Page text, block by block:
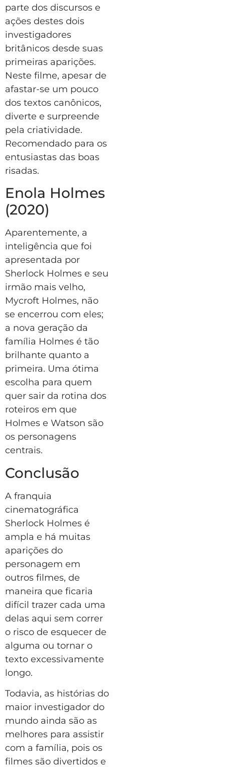
parte dos discursos e
ações destes dois
investigadores
britânicos desde suas
primeiras aparições.
Neste filme, apesar de
afastar-se um pouco
dos textos canônicos,
diverte e surpreende
pela criatividade.
Recomendado para os
entusiastas das boas
risadas.
Enola Holmes
(2020)
Aparentemente, a
inteligência que foi
apresentada por
Sherlock Holmes e seu
irmão mais velho,
Mycroft Holmes, não
se encerrou com eles;
a nova geração da
família Holmes é tão
brilhante quanto a
primeira. Uma ótima
escolha para quem
quer sair da rotina dos
roteiros em que
Holmes e Watson são
os personagens
centrais.
Conclusão
A franquia
cinematográfica
Sherlock Holmes é
ampla e há muitas
aparições do
personagem em
outros filmes, de
maneira que ficaria
difícil trazer cada uma
delas aqui sem correr
o risco de esquecer de
alguma ou tornar o
texto excessivamente
longo.
Todavia, as histórias do
maior investigador do
mundo ainda são as
melhores para assistir
com a família, pois os
filmes são divertidos e